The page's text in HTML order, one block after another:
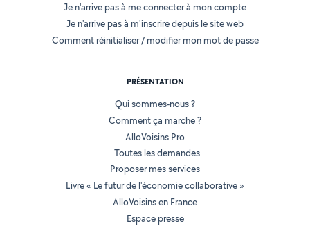
Je n'arrive pas à me connecter à mon compte
Je n'arrive pas à m'inscrire depuis le site web
Comment réinitialiser / modifier mon mot de passe
PRÉSENTATION
Qui sommes-nous ?
Comment ça marche ?
AlloVoisins Pro
Toutes les demandes
Proposer mes services
Livre « Le futur de l'économie collaborative »
AlloVoisins en France
Espace presse